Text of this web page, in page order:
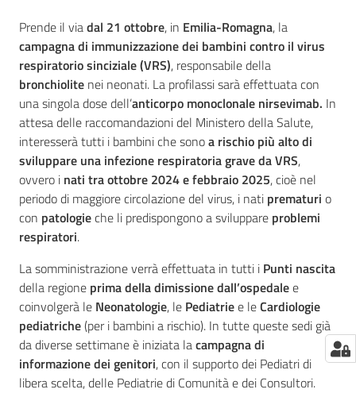
Prende il viadal 21 ottobre, in Emilia-Romagna, la
campagna di immunizzazione dei bambini contro il virus
respiratorio sinciziale (VRS), responsabile della
bronchiolite nei neonati. La profilassi sarà effettuata con
una singola dose dell’anticorpo monoclonale nirsevimab. In
attesa delle raccomandazioni del Ministero della Salute,
interesserà tutti i bambini che sonoa rischio più alto di
sviluppare una infezione respiratoria grave da VRS,
ovvero i nati tra ottobre 2024 e febbraio 2025, cioè nel
periodo di maggiore circolazione del virus, i nati prematuri o
con patologieche li predispongono a sviluppare problemi
respiratori.
La somministrazione verrà effettuata in tutti i Punti nascita
della regione prima della dimissione dall’ospedalee
coinvolgerà le Neonatologie, le Pediatriee leCardiologie
pediatriche(per i bambini a rischio). In tutte queste sedi già
da diverse settimane è iniziata lacampagna di
informazione dei genitori, con il supporto dei Pediatri di
libera scelta, delle Pediatrie di Comunità e dei Consultori.